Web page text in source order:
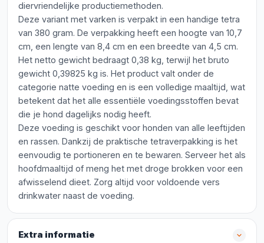
diervriendelijke productiemethoden.
Deze variant met varken is verpakt in een handige tetra
van 380 gram. De verpakking heeft een hoogte van 10,7
cm, een lengte van 8,4 cm en een breedte van 4,5 cm.
Het netto gewicht bedraagt 0,38 kg, terwijl het bruto
gewicht 0,39825 kg is. Het product valt onder de
categorie natte voeding en is een volledige maaltijd, wat
betekent dat het alle essentiële voedingsstoffen bevat
die je hond dagelijks nodig heeft.
Deze voeding is geschikt voor honden van alle leeftijden
en rassen. Dankzij de praktische tetraverpakking is het
eenvoudig te portioneren en te bewaren. Serveer het als
hoofdmaaltijd of meng het met droge brokken voor een
afwisselend dieet. Zorg altijd voor voldoende vers
drinkwater naast de voeding.
Extra informatie